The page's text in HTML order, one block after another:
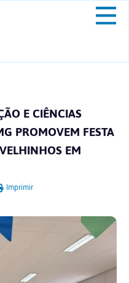
E CIÊNCIAS
PROMOVEM FESTA
EM
Imprimir